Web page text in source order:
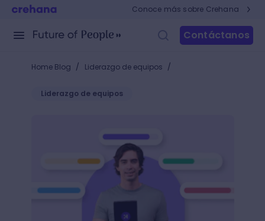
Conoce más sobre Crehana
Contáctanos
Home Blog / Liderazgo de equipos /
Liderazgo de equipos